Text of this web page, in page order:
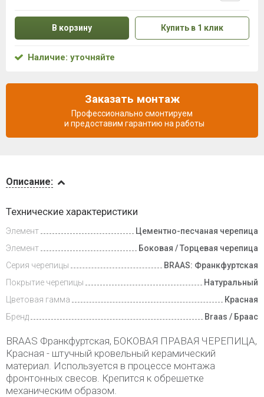
и оплата
Описание:
Технические характеристики
Элемент
Цементно-песчаная черепица
Элемент
Боковая / Торцевая черепица
Серия черепицы
BRAAS: Франкфуртская
Покрытие черепицы
Натуральный
Цветовая гамма
Красная
Бренд
Braas / Браас
BRAAS Франкфуртская, БОКОВАЯ ПРАВАЯ ЧЕРЕПИЦА,
Красная - штучный кровельный керамический
материал. Используется в процессе монтажа
фронтонных свесов. Крепится к обрешетке
механическим образом.
В корзину Купить в 1 клик
Наличие: уточняйте
Заказать монтаж
Профессионально смонтируем
и предоставим гарантию на работы